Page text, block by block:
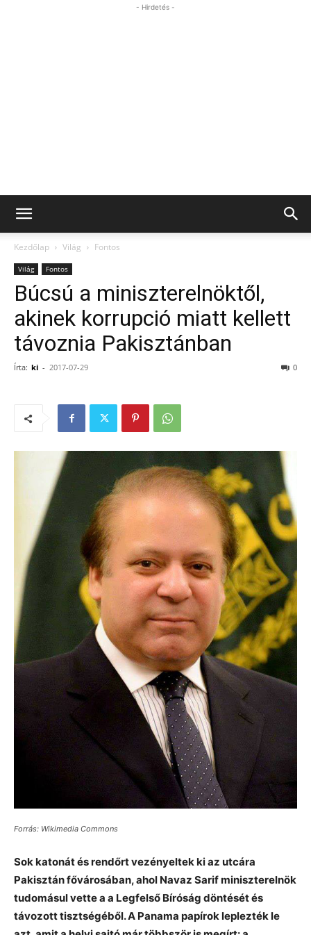
- Hirdetés -
Kezdőlap Világ Fontos
Világ Fontos
Búcsú a miniszterelnöktől,
akinek korrupció miatt kellett
távoznia Pakisztánban
Írta: ki - 2017-07-29 0
Forrás: Wikimedia Commons
Sok katonát és rendőrt vezényeltek ki az utcára
Pakisztán fővárosában, ahol Navaz Sarif miniszterelnök
tudomásul vette a a Legfelső Bíróság döntését és
távozott tisztségéből. A Panama papírok leplezték le